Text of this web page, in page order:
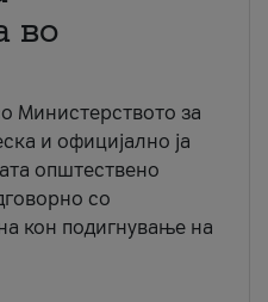
во
Министерството за
и официјално ја
општествено
со
кон подигнување на